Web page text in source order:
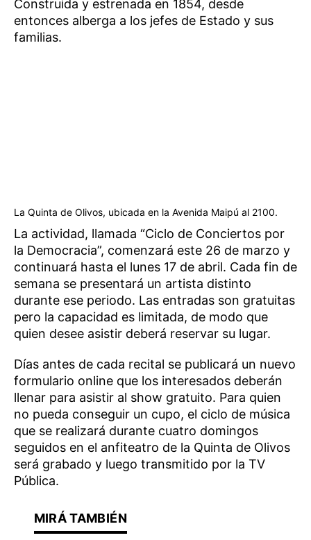
Construida y estrenada en 1854, desde
entonces alberga a los jefes de Estado y sus
familias.
La Quinta de Olivos, ubicada en la Avenida Maipú al 2100.
La actividad, llamada “Ciclo de Conciertos por
la Democracia”, comenzará este 26 de marzo y
continuará hasta el lunes 17 de abril. Cada fin de
semana se presentará un artista distinto
durante ese periodo. Las entradas son gratuitas
pero la capacidad es limitada, de modo que
quien desee asistir deberá reservar su lugar.
Días antes de cada recital se publicará un nuevo
formulario online que los interesados deberán
llenar para asistir al show gratuito. Para quien
no pueda conseguir un cupo, el ciclo de música
que se realizará durante cuatro domingos
seguidos en el anfiteatro de la Quinta de Olivos
será grabado y luego transmitido por la TV
Pública.